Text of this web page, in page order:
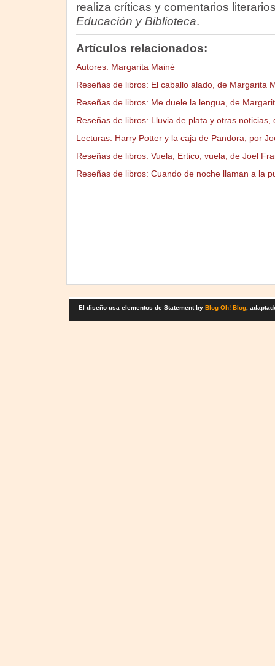
realiza críticas y comentarios
Educación y Biblioteca.
Artículos relacionados:
Autores: Margarita Mainé
Reseñas de libros: El caballo alado, de Margarita
Reseñas de libros: Me duele la lengua, de
Reseñas de libros: Lluvia de plata y otras noticias,
Lecturas: Harry Potter y la caja de Pandora, por
Reseñas de libros: Vuela, Ertico, vuela, de Joel
Reseñas de libros: Cuando de noche llaman a la
El diseño usa elementos de Statement by Blog Oh! Blog,